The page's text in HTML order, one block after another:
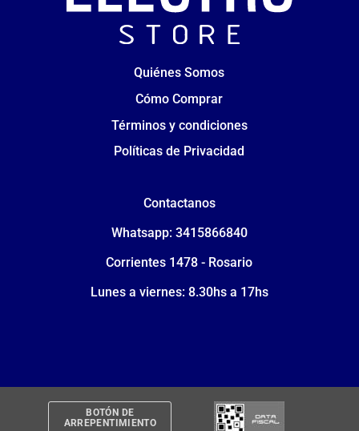
Quiénes Somos
Cómo Comprar
Términos y condiciones
Políticas de Privacidad
Contactanos
Whatsapp: 3415866840
Corrientes 1478 - Rosario
Lunes a viernes: 8.30hs a 17hs
BOTÓN DE
ARREPENTIMIENTO